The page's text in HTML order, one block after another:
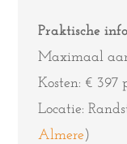
Praktische
Maximaal
Kosten: € 397
Locatie:
Almere)